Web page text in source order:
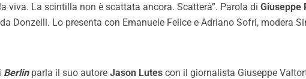
viva. La scintilla non è scattata ancora. Scatterà”. Parola di Giuseppe
Donzelli. Lo presenta con Emanuele Felice e Adriano Sofri, modera
Berlinparla il suo autore Jason Lutes con il giornalista Giuseppe